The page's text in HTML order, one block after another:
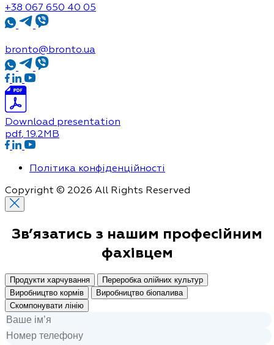
+38 067 650 40 05
bronto@bronto.ua
Download presentation
pdf, 19.2MB
Політика конфіденційності
Copyright © 2026 All Rights Reserved
Зв’язатись з нашим професійним
фахівцем
Продукти харчування
Переробка олійних культур
Виробництво кормів
Виробництво біопалива
Скомпонувати лінію